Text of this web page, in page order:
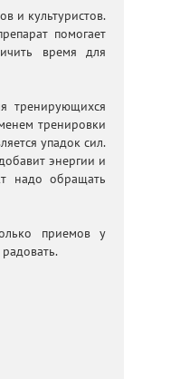
и культуристов.
помогает
время для
тренирующихся
тренировки
упадок сил.
энергии и
надо обращать
приемов у